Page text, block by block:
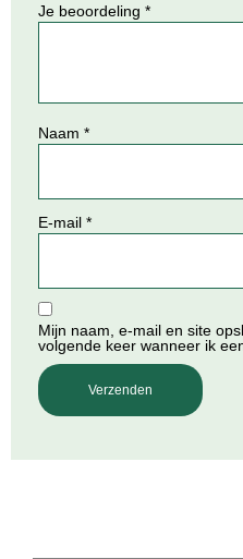
Je beoordeling *
Naam *
E-mail *
Mijn naam, e-mail en site
volgende keer wanneer ik